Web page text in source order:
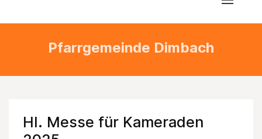
Pfarrgemeinde Dimbach
Hl. Messe für Kameraden